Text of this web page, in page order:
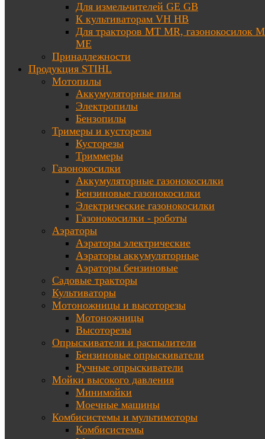
Для измельчителей GE GB
К культиваторам VH HB
Для тракторов МТ MR, газонокосилок
ME
Принадлежности
Продукция STIHL
Мотопилы
Аккумуляторные пилы
Электропилы
Бензопилы
Тримеры и кусторезы
Кусторезы
Триммеры
Газонокосилки
Аккумуляторные газонокосилки
Бензиновые газонокосилки
Электрические газонокосилки
Газонокосилки - роботы
Аэраторы
Аэраторы электрические
Аэраторы аккумуляторные
Аэраторы бензиновые
Садовые тракторы
Культиваторы
Мотоножницы и высоторезы
Мотоножницы
Высоторезы
Опрыскиватели и распылители
Бензиновые опрыскиватели
Ручные опрыскиватели
Мойки высокого давления
Минимойки
Моечные машины
Комбисистемы и мультимоторы
Комбисистемы